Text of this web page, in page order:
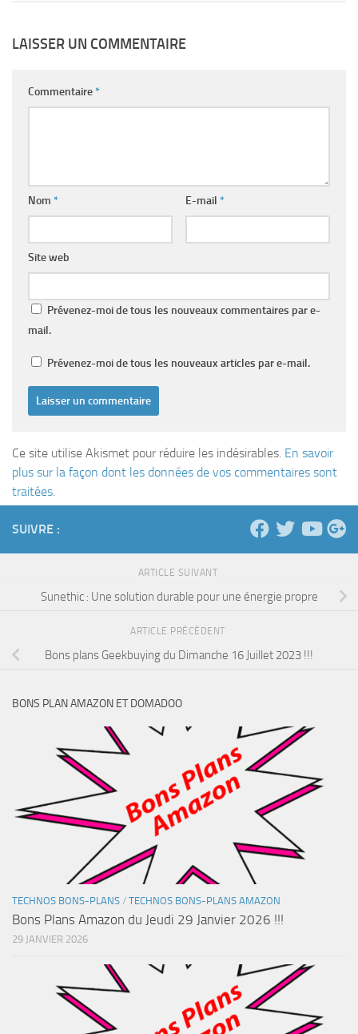
LAISSER UN COMMENTAIRE
Commentaire*
Nom * E-mail *
Site web
Prévenez-moi de tous les nouveaux commentaires par e-
mail.
Prévenez-moi de tous les nouveaux articles par e-mail.
Ce site utilise Akismet pour réduire les indésirables. En savoir
plus sur la façon dont les données de vos commentaires sont
traitées.
SUIVRE :
ARTICLE SUIVANT
Sunethic : Une solution durable pour une énergie propre
ARTICLE PRÉCÉDENT
Bons plans Geekbuying du Dimanche 16 Juillet 2023 !!!
BONS PLAN AMAZON ET DOMADOO
TECHNOS BONS-PLANS / TECHNOS BONS-PLANS AMAZON
Bons Plans Amazon du Jeudi 29 Janvier 2026 !!!
29 JANVIER 2026